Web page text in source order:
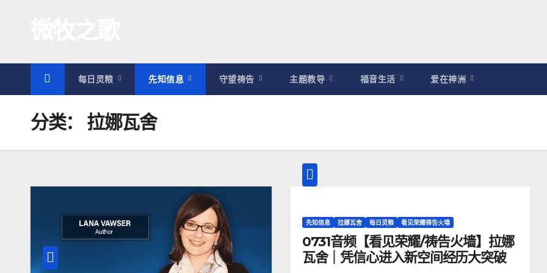
容
每日灵粮 先知信息 守望祷告 主题教导 福音生活 爱在神洲
分类： 拉娜瓦舍
先知信息 拉娜瓦舍 每日灵粮 看见荣耀祷告火墙
0731音频【看见荣耀/祷告火墙】拉娜
瓦舍｜凭信心进入新空间经历大突破